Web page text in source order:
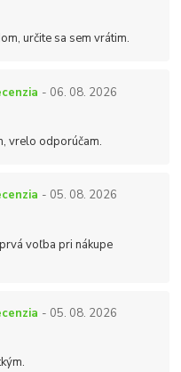
určite sa sem vrátim.
- 06. 08. 2026
vrelo odporúčam.
- 05. 08. 2026
voľba pri nákupe
- 05. 08. 2026